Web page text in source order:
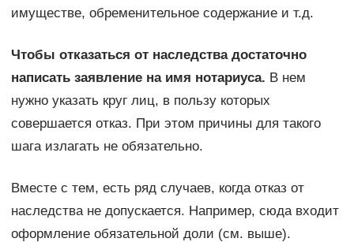
имуществе, обременительное содержание и т.д.
Чтобы отказаться от наследства достаточно
написать заявление на имя нотариуса. В нем
нужно указать круг лиц, в пользу которых
совершается отказ. При этом причины для такого
шага излагать не обязательно.
Вместе с тем, есть ряд случаев, когда отказ от
наследства не допускается. Например, сюда входит
оформление обязательной доли (см. выше).